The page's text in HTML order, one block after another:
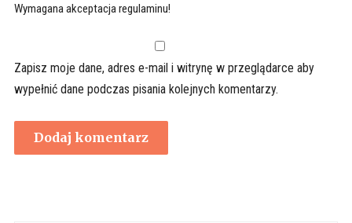
Wymagana akceptacja regulaminu!
Zapisz moje dane, adres e-mail i witrynę w przeglądarce aby
wypełnić dane podczas pisania kolejnych komentarzy.